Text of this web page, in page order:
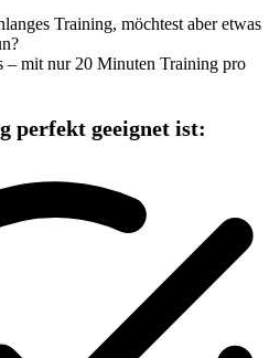
Training, möchtest aber etwas
mit nur 20 Minuten Training pro
perfekt geeignet ist: